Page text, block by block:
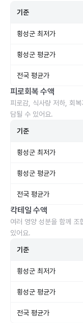
기준
횡성군 최저가
횡성군 평균가
전국 평균가
피로회복 수액
피로감, 식사량 저하, 회
담될 수 있어요.
기준
횡성군 최저가
횡성군 평균가
전국 평균가
칵테일 수액
여러 영양 성분을 함께 조
있어요.
기준
횡성군 최저가
횡성군 평균가
전국 평균가